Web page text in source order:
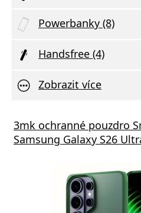
Powerbanky (8)
Handsfree (4)
Zobrazit více
3mk ochranné pouzdro
Samsung Galaxy S26
GaN5 Pro 65W černá